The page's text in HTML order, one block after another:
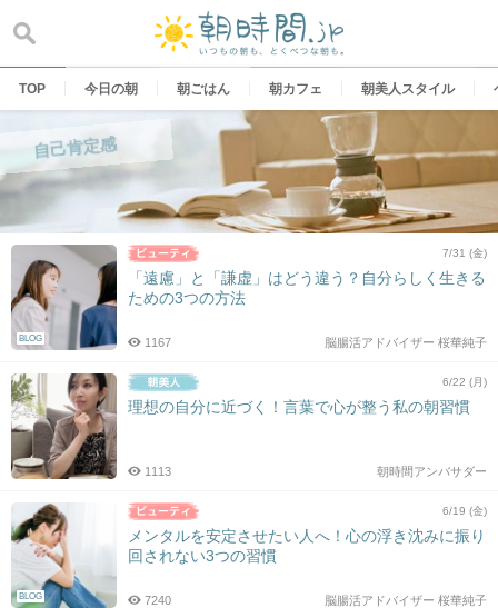
content
TOP 今日の朝 朝ごはん 朝カフェ 朝美人スタイル
自己肯定感
BLOG
7/31 (金)
「遠慮」と「謙虚」はどう違う？自分らしく生きる
ための3つの方法
脳腸活アドバイザー 桜華純子
1167
6/22 (月)
理想の自分に近づく！言葉で心が整う私の朝習慣
朝時間アンバサダー
1113
BLOG
6/19 (金)
メンタルを安定させたい人へ！心の浮き沈みに振り
回されない3つの習慣
脳腸活アドバイザー 桜華純子
7240